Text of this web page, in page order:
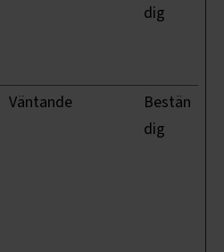
dig
Väntande
Bestän
dig